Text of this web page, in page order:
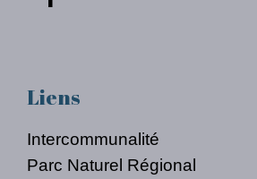
Liens
Intercommunalité
Parc Naturel Régional